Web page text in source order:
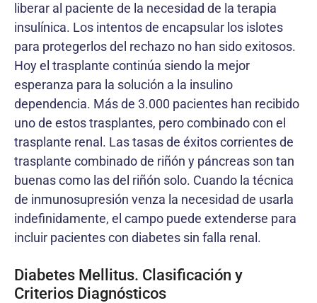
liberar al paciente de la necesidad de la terapia
insulínica. Los intentos de encapsular los islotes
para protegerlos del rechazo no han sido exitosos.
Hoy el trasplante continúa siendo la mejor
esperanza para la solución a la insulino
dependencia. Más de 3.000 pacientes han recibido
uno de estos trasplantes, pero combinado con el
trasplante renal. Las tasas de éxitos corrientes de
trasplante combinado de riñón y páncreas son tan
buenas como las del riñón solo. Cuando la técnica
de inmunosupresión venza la necesidad de usarla
indefinidamente, el campo puede extenderse para
incluir pacientes con diabetes sin falla renal.
Diabetes Mellitus. Clasificación y
Criterios Diagnósticos